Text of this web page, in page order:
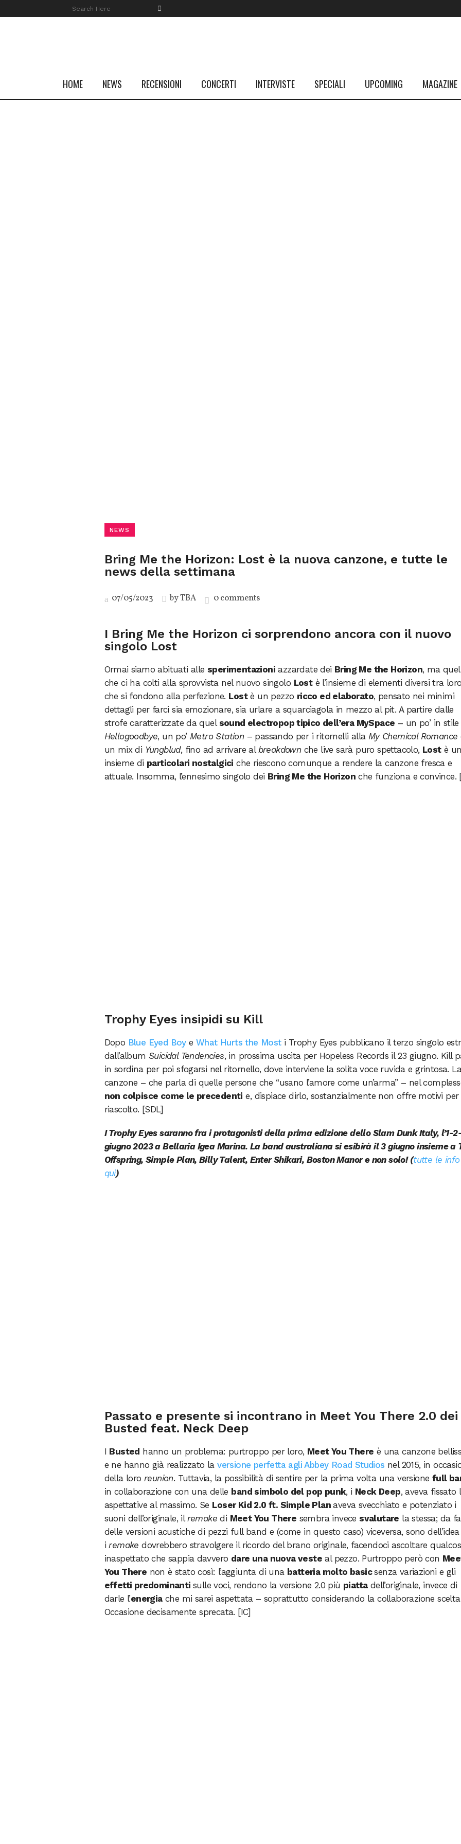
HOME NEWS RECENSIONI CONCERTI INTERVISTE SPECIALI UPCOMING MAGAZINE
NEWS
Bring Me the Horizon: Lost è la nuova canzone, e tutte le
news della settimana
07/05/2023 byTBA 0 comments
I Bring Me the Horizon ci sorprendono ancora con il nuovo
singolo Lost
Ormai siamo abituati alle sperimentazioniazzardate dei Bring Me the Horizon, ma
che ci ha colti alla sprovvista nel nuovo singolo Lostè l’insieme di elementi diversi tra
che si fondono alla perfezione. Lostè un pezzo ricco ed elaborato, pensato nei minimi
dettagli per farci sia emozionare, sia urlare a squarciagola in mezzo al pit. A partire dalle
strofe caratterizzate da quel sound electropop tipico dell’era MySpace – un po’ in stile
Hellogoodbye, un po’ Metro Station– passando per i ritornelli alla My Chemical Romance
un mix di Yungblud, fino ad arrivare al breakdownche live sarà puro spettacolo, Lostè
insieme di particolari nostalgici che riescono comunque a rendere la canzone fresca e
attuale. Insomma, l’ennesimo singolo dei Bring Me the Horizonche funziona e convince.
Trophy Eyes insipidi su Kill
Dopo Blue Eyed Boye What Hurts the Mosti Trophy Eyes pubblicano il terzo singolo
dall’album Suicidal Tendencies, in prossima uscita per Hopeless Records il 23 giugno. Kill
in sordina per poi sfogarsi nel ritornello, dove interviene la solita voce ruvida e grintosa. La
canzone – che parla di quelle persone che “usano l’amore come un’arma” – nel
non colpisce come le precedenti e, dispiace dirlo, sostanzialmente non offre motivi
riascolto. [SDL]
I Trophy Eyes saranno fra i protagonisti della prima edizione dello Slam Dunk Italy, l’1-
giugno 2023 a Bellaria Igea Marina. La band australiana si esibirà il 3 giugno insieme a
Offspring, Simple Plan, Billy Talent, Enter Shikari, Boston Manor e non solo! (tutte le info
qui)
Passato e presente si incontrano in Meet You There 2.0 dei
Busted feat. Neck Deep
I Busted hanno un problema: purtroppo per loro, Meet You There è una canzone
e ne hanno già realizzato laversione perfetta agli Abbey Road Studios nel 2015, in
della loro reunion. Tuttavia, la possibilità di sentire per la prima volta una versione full
in collaborazione con una delle band simbolo del pop punk, i Neck Deep, aveva fissato
aspettative al massimo. Se Loser Kid 2.0 ft. Simple Planaveva svecchiato e potenziato i
suoni dell’originale, il remakedi Meet You There sembra invece svalutare la stessa; da
delle versioni acustiche di pezzi full band e (come in questo caso) viceversa, sono
iremake dovrebbero stravolgere il ricordo del brano originale, facendoci ascoltare
inaspettato che sappia davvero dare una nuova vesteal pezzo. Purtroppo però con
You There non è stato così: l’aggiunta di una batteria molto basicsenza variazioni e gli
effetti predominanti sulle voci, rendono la versione 2.0 più piattadell’originale, invece di
darle l’energiache mi sarei aspettata – soprattutto considerando la collaborazione
Occasione decisamente sprecata. [IC]